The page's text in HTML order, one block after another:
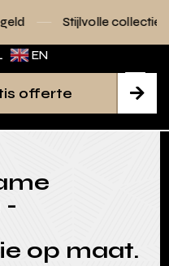
collecties voor elk
EN

offerte
-
op maat.